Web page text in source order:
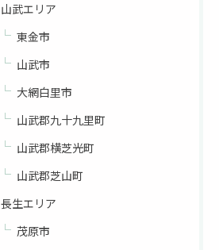
山武エリア
東金市
山武市
大網白里市
山武郡九十九里町
山武郡横芝光町
山武郡芝山町
長生エリア
茂原市